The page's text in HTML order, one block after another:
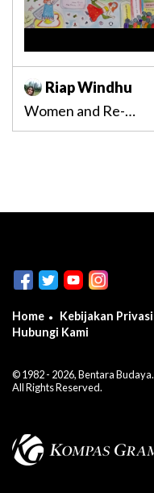
Riap Windhu
Women and Re-
identity
Home Kebijakan Privasi
Hubungi Kami
© 1982 - 2026, Bentara Budaya.
All Rights Reserved.